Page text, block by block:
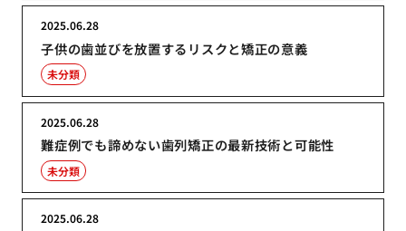
子供の歯並びを放置するリスクと矯正の意義
2025.06.28
未分類
難症例でも諦めない歯列矯正の最新技術と可能性
2025.06.28
未分類
2025.06.28